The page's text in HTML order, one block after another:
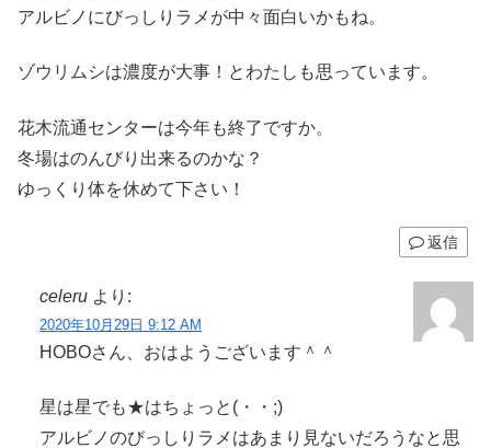
アルビノにびっしりラメが中々面白いかもね。
ゾウリムシは濃度が大事！とわたしも思っています。
花木流通センターは今年も終了ですか。
冬場はのんびり出来るのかな？
ゆっくり体を休めて下さい！
返信
celeru より:
2020年10月29日 9:12 AM
HOBOさん、おはようございます＾＾
星は星でも★はちょっと(・・;)
アルビノのびっしりラメはあまり見ないだろうなと思